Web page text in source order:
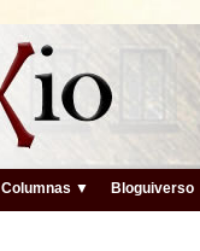
Columnas ▼ Bloguiverso